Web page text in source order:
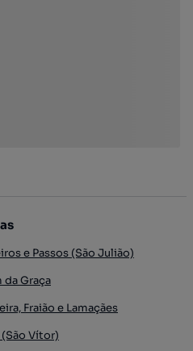
e Passos (São Julião)
da Graça
Fraião e Lamaçães
(São Vítor)